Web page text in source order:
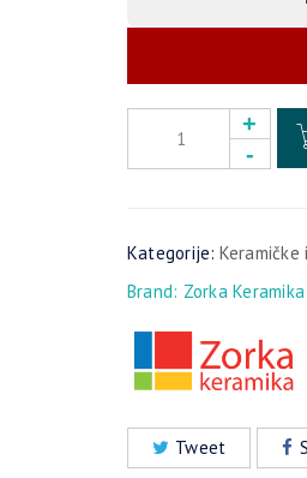
Kategorije: Keramičke
Brand: Zorka Keramika
Tweet